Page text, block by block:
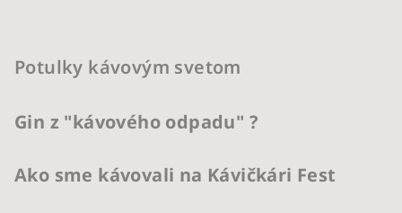
Potulky kávovým svetom
Gin z "kávového odpadu" ?
Ako sme kávovali na Kávičkári Fest